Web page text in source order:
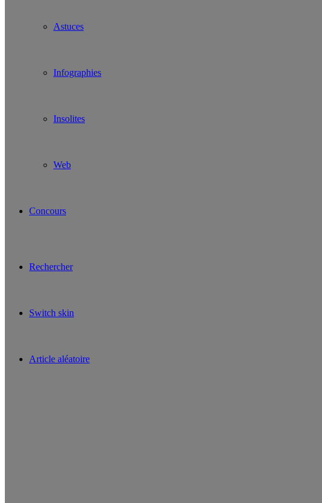
Astuces
Infographies
Insolites
Web
Concours
Rechercher
Switch skin
Article aléatoire